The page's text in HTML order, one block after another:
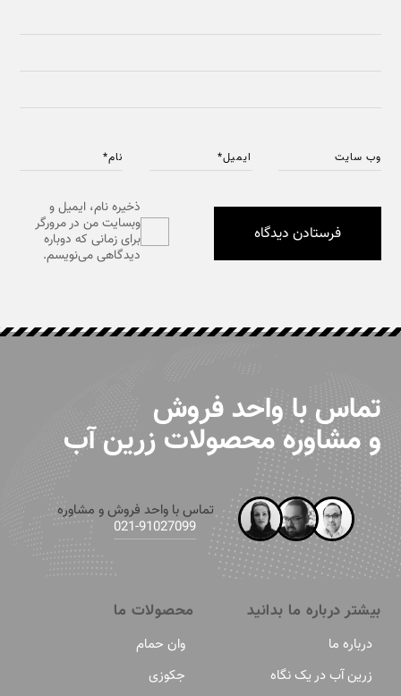
نام* ایمیل* وب‌ سایت
ذخیره نام، ایمیل و
وبسایت من در مرورگر
برای زمانی که دوباره
دیدگاهی می‌نویسم.
تماس با واحد فروش
و مشاوره محصولات زرین آب
تماس با واحد فروش و مشاوره
91027099-021
بیشتر درباره ما بدانید
درباره ما
زرین آب در یک نگاه
محصولات ما
وان حمام
جکوزی